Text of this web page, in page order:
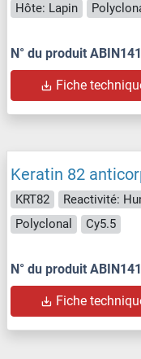
Hôte: Lapin
N° du produit
Fiche
Keratin 82
KRT82 Reactivité:
Polyclonal
Cy5.5
N° du produit
Fiche